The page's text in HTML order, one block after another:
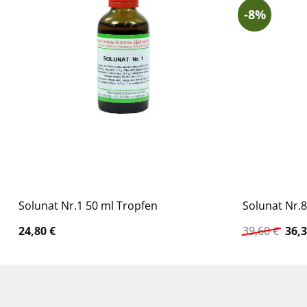
Solunat Nr.1 50 ml Tropfen
24,80€
-8%
Solunat
39,60€